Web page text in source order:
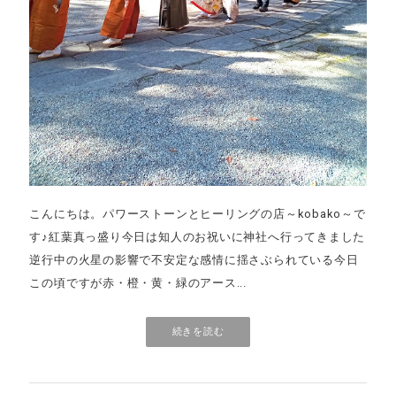
こんにちは。パワーストーンとヒーリングの店～kobako～で
す♪紅葉真っ盛り今日は知人のお祝いに神社へ行ってきました
逆行中の火星の影響で不安定な感情に揺さぶられている今日
この頃ですが赤・橙・黄・緑のアース...
続きを読む